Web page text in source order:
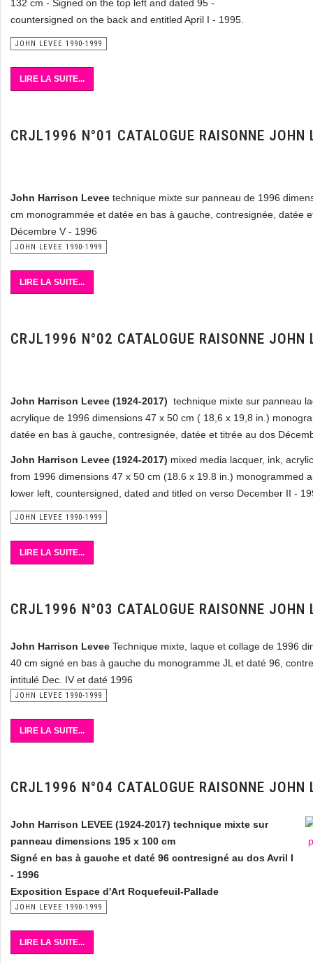
132 cm - Signed on the top left and dated 95 -
countersigned on the back and entitled April I - 1995.
JOHN LEVEE 1990-1999
LIRE LA SUITE...
CRJL1996 N°01 CATALOGUE RAISONNE JOHN
John Harrison Levee technique mixte sur panneau de 1996
cm monogrammée et datée en bas à gauche, contresignée, datée
Décembre V - 1996
JOHN LEVEE 1990-1999
LIRE LA SUITE...
CRJL1996 N°02 CATALOGUE RAISONNE JOHN
John Harrison Levee (1924-2017) technique mixte sur panneau
acrylique de 1996 dimensions 47 x 50 cm ( 18,6 x 19,8 in.)
datée en bas à gauche, contresignée, datée et titrée au dos
John Harrison Levee (1924-2017) mixed media lacquer, ink,
from 1996 dimensions 47 x 50 cm (18.6 x 19.8 in.) monogrammed
lower left, countersigned, dated and titled on verso December II -
JOHN LEVEE 1990-1999
LIRE LA SUITE...
CRJL1996 N°03 CATALOGUE RAISONNE JOHN
John Harrison Levee Technique mixte, laque et collage de 1996
40 cm signé en bas à gauche du monogramme JL et daté 96,
intitulé Dec. IV et daté 1996
JOHN LEVEE 1990-1999
LIRE LA SUITE...
CRJL1996 N°04 CATALOGUE RAISONNE JOHN
John Harrison LEVEE (1924-2017) technique mixte sur
panneau dimensions 195 x 100 cm
Signé en bas à gauche et daté 96 contresigné au dos Avril I
- 1996
Exposition Espace d'Art Roquefeuil-Pallade
JOHN LEVEE 1990-1999
LIRE LA SUITE...